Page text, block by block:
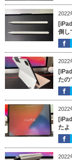
2022
倒し
2022
たの
2022
たよ
2022